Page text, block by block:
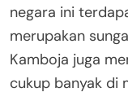
negara ini
merupakan
Kamboja juga
cukup banyak di